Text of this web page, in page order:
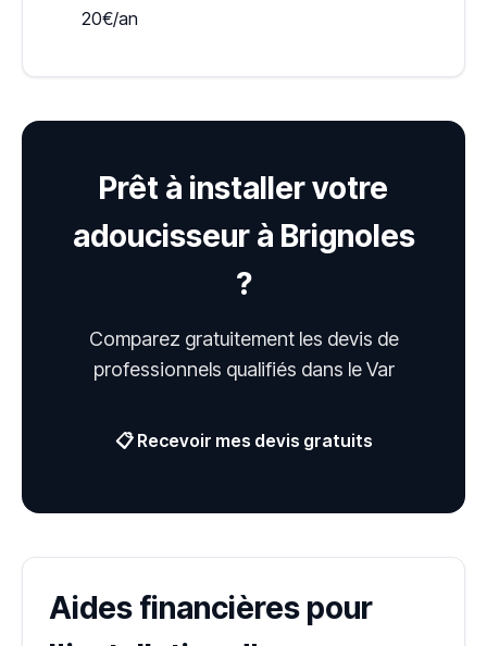
20€/an
Prêt à installer votre
adoucisseur à Brignoles
?
Comparez gratuitement les devis de
professionnels qualifiés dans le Var
📋 Recevoir mes devis gratuits
Aides financières pour